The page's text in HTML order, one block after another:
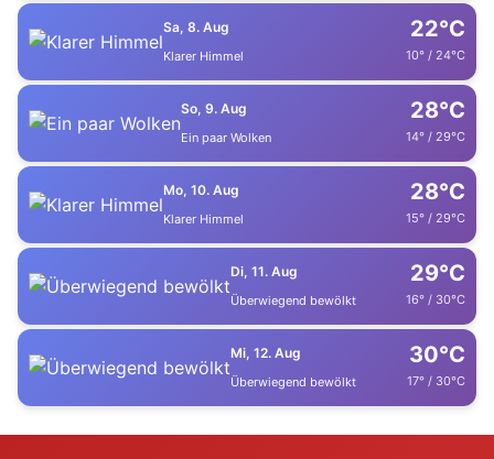
Sa, 8. Aug
Klarer Himmel
22°C
10° / 24°C
So, 9. Aug
Ein paar Wolken
28°C
14° / 29°C
Mo, 10. Aug
Klarer Himmel
28°C
15° / 29°C
Di, 11. Aug
Überwiegend bewölkt
29°C
16° / 30°C
Mi, 12. Aug
Überwiegend bewölkt
30°C
17° / 30°C